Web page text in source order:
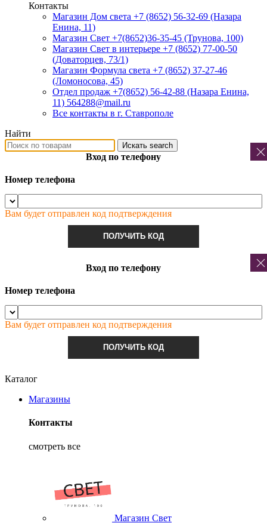
Контакты
Магазин Дом света +7 (8652) 56-32-69 (Назара
Енина, 11)
Магазин Свет +7(8652)36-35-45 (Трунова, 100)
Магазин Свет в интерьере +7 (8652) 77-00-50
(Доваторцев, 73/1)
Магазин Формула света +7 (8652) 37-27-46
(Ломоносова, 45)
Отдел продаж +7(8652) 56-42-88 (Назара Енина,
11) 564288@mail.ru
Все контакты в г. Ставрополе
Найти
Искать search
Вход по телефону
Номер телефона
Вам будет отправлен код подтверждения
ПОЛУЧИТЬ КОД
Вход по телефону
Номер телефона
Вам будет отправлен код подтверждения
ПОЛУЧИТЬ КОД
Каталог
Магазины
Контакты
смотреть все
Магазин Свет